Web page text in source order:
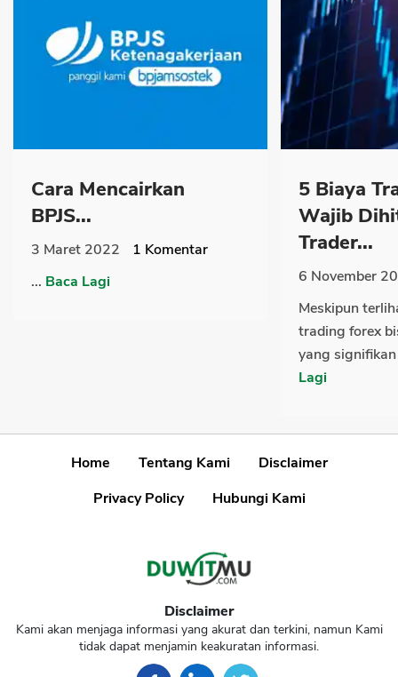
Cara Mencairkan
BPJS...
3 Maret 2022 1 Komentar
... Baca Lagi
5 Biaya
Wajib
Trader...
6 November
Meskipun
trading forex
yang
Lagi
Home Tentang Kami
Disclaimer
Privacy Policy
Hubungi Kami
Disclaimer
Kami akan menjaga informasi yang akurat dan terkini, namun Kami
tidak dapat menjamin keakuratan informasi.